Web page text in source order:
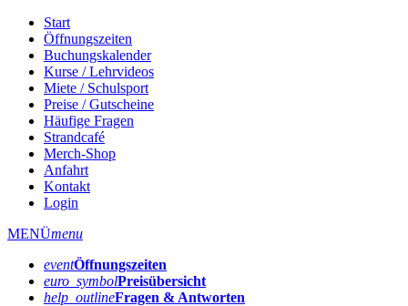
Start
Öffnungszeiten
Buchungskalender
Kurse / Lehrvideos
Miete / Schulsport
Preise / Gutscheine
Häufige Fragen
Strandcafé
Merch-Shop
Anfahrt
Kontakt
Login
MENÜmenu
eventÖffnungs­zeiten
euro_symbolPreis­übersicht
help_outlineFragen & Antworten